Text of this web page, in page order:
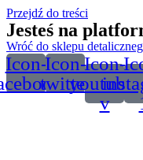
Przejdź do treści
Jesteś na
Wróć do sklepu
Icon-Icon-
twitter
Icon-
youtube-
v